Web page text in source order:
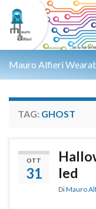
Mauro Alfieri
TAG: GHOST
OTT
31
led
DiMauro